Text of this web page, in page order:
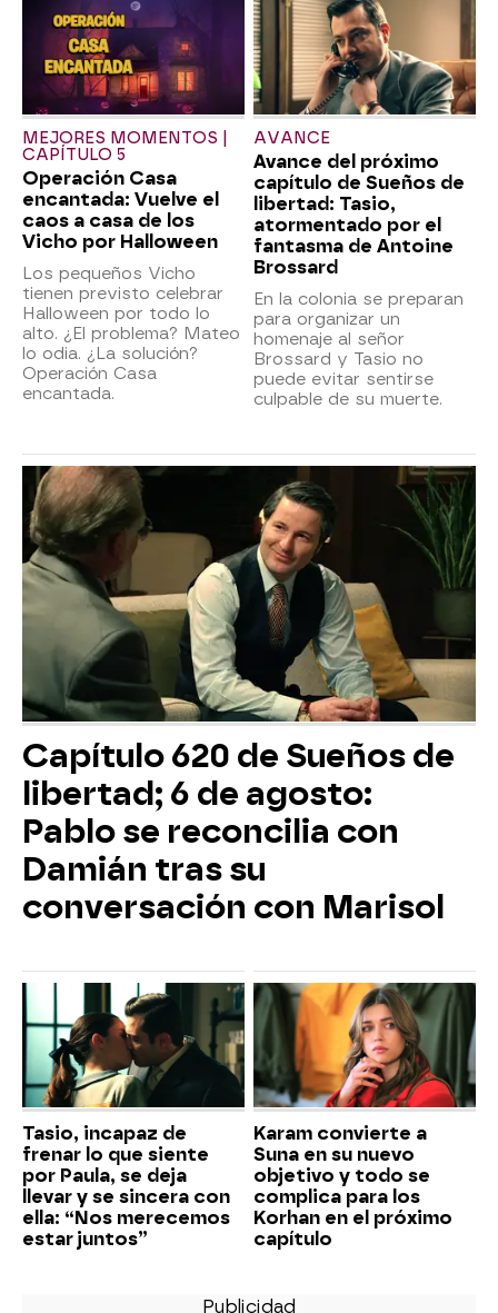
MEJORES MOMENTOS |
CAPÍTULO 5
Operación Casa
encantada: Vuelve el
caos a casa de los
Vicho por Halloween
Los pequeños Vicho
tienen previsto celebrar
Halloween por todo lo
alto. ¿El problema? Mateo
lo odia. ¿La solución?
Operación Casa
encantada.
AVANCE
Avance del próximo
capítulo de Sueños de
libertad: Tasio,
atormentado por el
fantasma de Antoine
Brossard
En la colonia se preparan
para organizar un
homenaje al señor
Brossard y Tasio no
puede evitar sentirse
culpable de su muerte.
Capítulo 620 de Sueños de
libertad; 6 de agosto:
Pablo se reconcilia con
Damián tras su
conversación con Marisol
Tasio, incapaz de
frenar lo que siente
por Paula, se deja
llevar y se sincera con
ella: “Nos merecemos
estar juntos”
Karam convierte a
Suna en su nuevo
objetivo y todo se
complica para los
Korhan en el próximo
capítulo